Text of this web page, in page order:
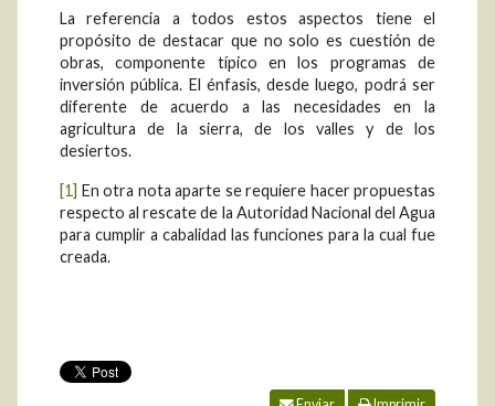
La referencia a todos estos aspectos tiene el
propósito de destacar que no solo es cuestión de
obras, componente típico en los programas de
inversión pública. El énfasis, desde luego, podrá ser
diferente de acuerdo a las necesidades en la
agricultura de la sierra, de los valles y de los
desiertos.
[1] En otra nota aparte se requiere hacer propuestas
respecto al rescate de la Autoridad Nacional del Agua
para cumplir a cabalidad las funciones para la cual fue
creada.